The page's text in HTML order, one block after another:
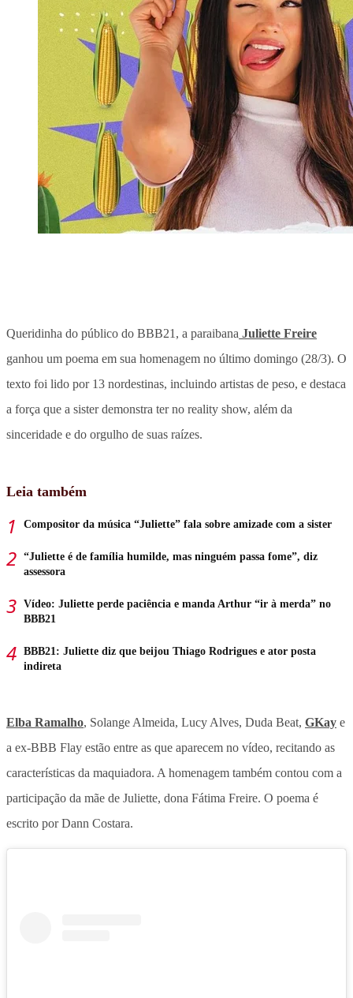
Queridinha do público do BBB21, a paraibana Juliette Freire
ganhou um poema em sua homenagem no último domingo (28/3). O
texto foi lido por 13 nordestinas, incluindo artistas de peso, e destaca
a força que a sister demonstra ter no reality show, além da
sinceridade e do orgulho de suas raízes.
Leia também
Compositor da música “Juliette” fala sobre amizade com a sister
“Juliette é de família humilde, mas ninguém passa fome”, diz
assessora
Vídeo: Juliette perde paciência e manda Arthur “ir à merda” no
BBB21
BBB21: Juliette diz que beijou Thiago Rodrigues e ator posta
indireta
Elba Ramalho, Solange Almeida, Lucy Alves, Duda Beat, GKay e
a ex-BBB Flay estão entre as que aparecem no vídeo, recitando as
características da maquiadora. A homenagem também contou com a
participação da mãe de Juliette, dona Fátima Freire. O poema é
escrito por Dann Costara.